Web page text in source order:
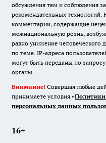
обсуждения тем и соблюдения
рекомендательных технологий.
комментарии, содержащие
межнациональную рознь,
равно унижение человеческого
по теме. IP-адреса
могут быть переданы по
органы.
Внимание! Совершая любые
принимаете условия «
персональных данных
16+